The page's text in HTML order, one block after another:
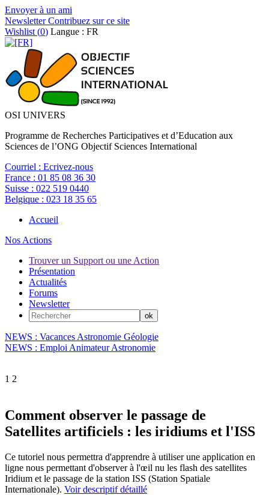
Envoyer à un ami
NewsletterContribuez sur ce site
Wishlist (0) Langue : FR
OSI UNIVERS
Programme de Recherches Participatives et d’Education aux
Sciences de l’ONG Objectif Sciences International
Courriel : Ecrivez-nous
France : 01 85 08 36 30
Suisse : 022 519 0440
Belgique : 023 18 35 65
Accueil
Nos Actions
Trouver un Support ou une Action
Présentation
Actualités
Forums
Newsletter
NEWS : Vacances Astronomie Géologie
NEWS : Emploi Animateur Astronomie
1 2
Comment observer le passage de
Satellites artificiels : les iridiums et l'ISS
Ce tutoriel nous permettra d'apprendre à utiliser une application en
ligne nous permettant d'observer à l'œil nu les flash des satellites
Iridium et le passage de la station ISS (Station Spatiale
Internationale). Voir descriptif détaillé